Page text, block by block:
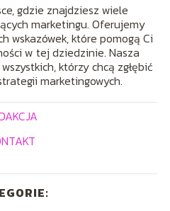
gdzie znajdziesz wiele
marketingu. Oferujemy
wskazówek, które pomogą Ci
w tej dziedzinie. Nasza
którzy chcą zgłębić
marketingowych.